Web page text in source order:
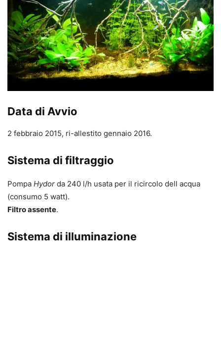
Data di Avvio
2 febbraio 2015, ri-allestito gennaio 2016.
Sistema di filtraggio
Pompa Hydor da 240 l/h usata per il ricircolo dell acqua
(consumo 5 watt).
Filtro assente.
Sistema di illuminazione